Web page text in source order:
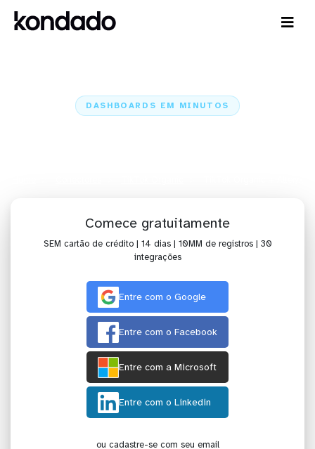
DASHBOARDS EM MINUTOS
Comece gratuitamente
SEM cartão de crédito | 14 dias | 10MM de registros | 30
integrações
Entre com o Google
Entre com o Facebook
Entre com a Microsoft
Entre com o Linkedin
ou cadastre-se com seu email